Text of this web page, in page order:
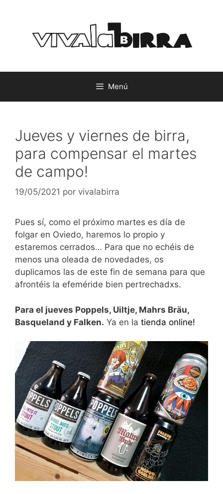
contenido
Menú
Jueves y viernes de birra,
para compensar el martes
de campo!
19/05/2021 por vivalabirra
Pues sí, como el próximo martes es día de
folgar en Oviedo, haremos lo propio y
estaremos cerrados… Para que no echéis de
menos una oleada de novedades, os
duplicamos las de este fin de semana para que
afrontéis la efeméride bien pertrechadxs.
Para el jueves Poppels, Uiltje, Mahrs Bräu,
Basqueland y Falken. Ya en la tienda online!